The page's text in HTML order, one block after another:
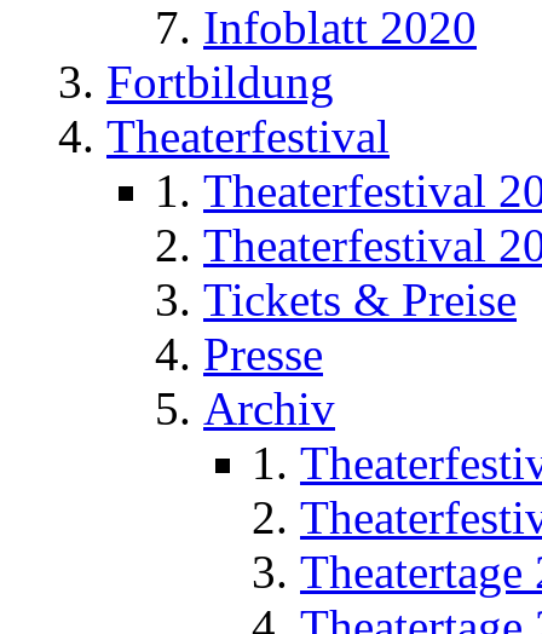
Infoblatt 2020
Fortbildung
Theaterfestival
Theaterfestival
Theaterfestival
Tickets & Preise
Presse
Archiv
Theatertage